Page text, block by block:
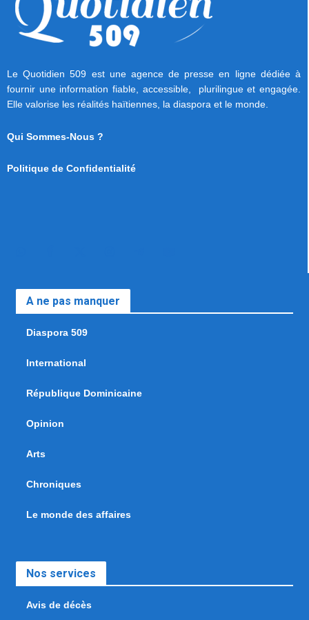
Le Quotidien 509 est une agence de presse en ligne dédiée à
fournir une information fiable, accessible, plurilingue et engagée.
Elle valorise les réalités haïtiennes, la diaspora et le monde.
Qui Sommes-Nous ?
Politique de Confidentialité
A ne pas manquer
Diaspora 509
International
République Dominicaine
Opinion
Arts
Chroniques
Le monde des affaires
Nos services
Avis de décès